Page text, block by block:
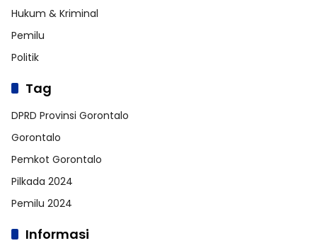
Hukum & Kriminal
Pemilu
Politik
Tag
DPRD Provinsi Gorontalo
Gorontalo
Pemkot Gorontalo
Pilkada 2024
Pemilu 2024
Informasi